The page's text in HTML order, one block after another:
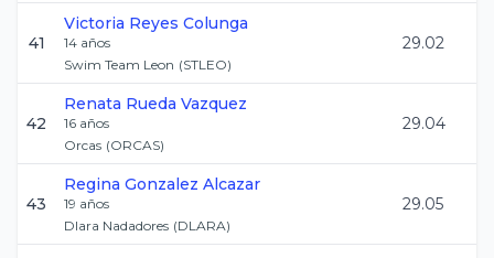
41
Victoria Reyes Colunga
14 años
Swim Team Leon (STLEO)
29.02
42
Renata Rueda Vazquez
16 años
Orcas (ORCAS)
29.04
43
Regina Gonzalez Alcazar
19 años
Dlara Nadadores (DLARA)
29.05